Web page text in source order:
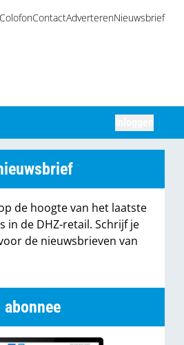
ColofonContactAdverterenNieuwsbrief
de hoogte van het laatste
in de DHZ-retail. Schrijf je
de nieuwsbrieven van
abonnee